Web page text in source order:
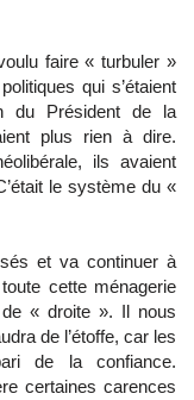
faire « turbuler »
qui s’étaient
du Président de la
plus rien à dire.
ils avaient
le système du «
et va continuer à
cette ménagerie
« droite ». Il nous
de l’étoffe, car les
de la confiance.
certaines carences